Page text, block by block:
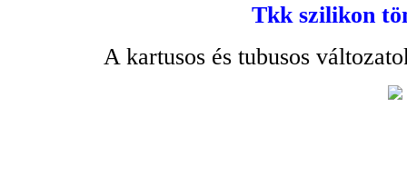
Tkk szilikon
A kartusos és tubusos